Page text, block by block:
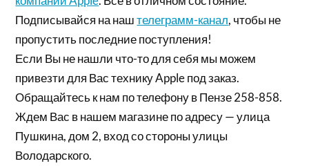
Подписывайся на наштелеграмм-канал, чтобы не
пропустить последние поступления!
Если Вы не нашли что-то для себя мы можем
привезти для Вас технику Apple под заказ.
Обращайтесь к нам по телефону в Пензе 258-858.
Ждем Вас в нашем магазине по адресу — улица
Пушкина, дом 2, вход со стороны улицы
Володарского.